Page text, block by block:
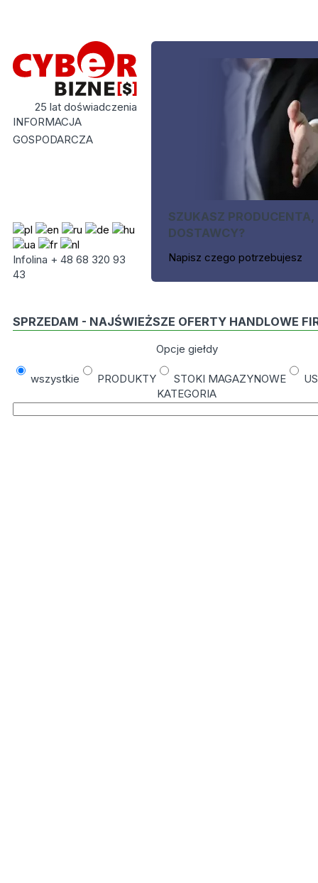
25 lat doświadczenia
INFORMACJA
GOSPODARCZA
Infolina + 48 68 320 93
43
SZUKASZ PRODUCENTA,
DOSTAWCY?
Napisz czego potrzebujesz
SPRZEDAM - NAJŚWIEŻSZE OFERTY HANDLOWE
Opcje giełdy
wszystkie PRODUKTY STOKI MAGAZYNOWE
KATEGORIA